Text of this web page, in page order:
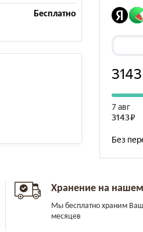
Бесплатно
Хранение на
Мы бесплатно храним Ваш
месяцев